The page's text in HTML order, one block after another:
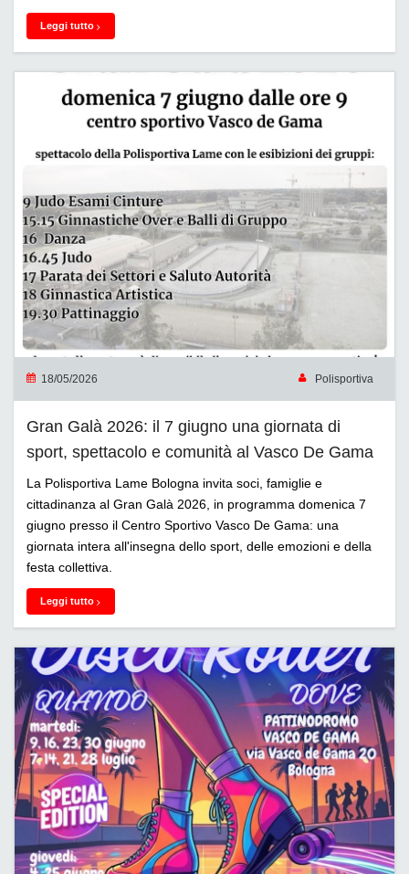
Leggi tutto
18/05/2026 Polisportiva
Gran Galà 2026: il 7 giugno una giornata di
sport, spettacolo e comunità al Vasco De Gama
La Polisportiva Lame Bologna invita soci, famiglie e
cittadinanza al Gran Galà 2026, in programma domenica 7
giugno presso il Centro Sportivo Vasco De Gama: una
giornata intera all'insegna dello sport, delle emozioni e della
festa collettiva.
Leggi tutto